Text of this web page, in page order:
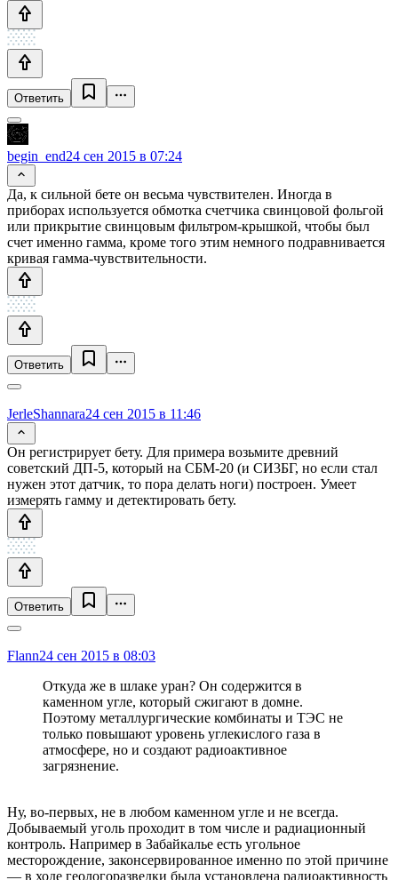
Ответить
begin_end24 сен 2015 в 07:24
Да, к сильной бете он весьма чувствителен. Иногда в
приборах используется обмотка счетчика свинцовой фольгой
или прикрытие свинцовым фильтром-крышкой, чтобы был
счет именно гамма, кроме того этим немного подравнивается
кривая гамма-чувствительности.
Ответить
JerleShannara24 сен 2015 в 11:46
Он регистрирует бету. Для примера возьмите древний
советский ДП-5, который на СБМ-20 (и СИ3БГ, но если стал
нужен этот датчик, то пора делать ноги) построен. Умеет
измерять гамму и детектировать бету.
Ответить
Flann24 сен 2015 в 08:03
Откуда же в шлаке уран? Он содержится в
каменном угле, который сжигают в домне.
Поэтому металлургические комбинаты и ТЭС не
только повышают уровень углекислого газа в
атмосфере, но и создают радиоактивное
загрязнение.
Ну, во-первых, не в любом каменном угле и не всегда.
Добываемый уголь проходит в том числе и радиационный
контроль. Например в Забайкалье есть угольное
месторождение, законсервированное именно по этой причине
— в ходе геологоразведки была установлена радиоактивность